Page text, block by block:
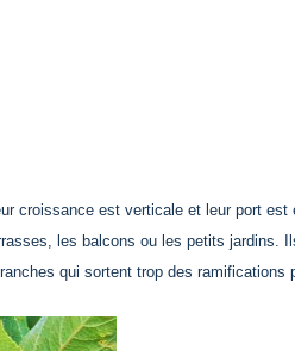
croissance est verticale et leur port est
les balcons ou les petits jardins.
qui sortent trop des ramifications